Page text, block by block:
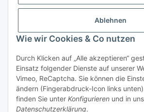
Ablehnen
Wie wir Cookies & Co nutzen
Durch Klicken auf „Alle akzeptieren“
Einsatz folgender Dienste auf unserer
Vimeo, ReCaptcha. Sie können die
ändern (Fingerabdruck-Icon links
finden Sie unter Konfigurieren und in
Datenschutzerklärung.
Gesetzliche Informationen
Vertrag widerrufen